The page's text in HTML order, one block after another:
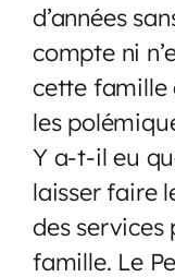
d’années
compte ni
cette famille
les
Y a-t-il eu
laisser faire
des services
famille. Le